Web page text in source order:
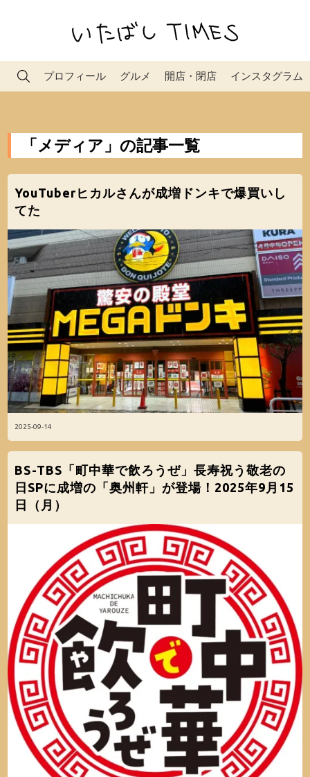
プロフィール グルメ 開店・閉店 インスタグラム
「メディア」の記事一覧
2025-09-14
YouTuberヒカルさんが成増ドンキで爆買いし
てた
BS-TBS「町中華で飲ろうぜ」長寿祝う敬老の
日SPに成増の「奥州軒」が登場！2025年9月15
日（月）